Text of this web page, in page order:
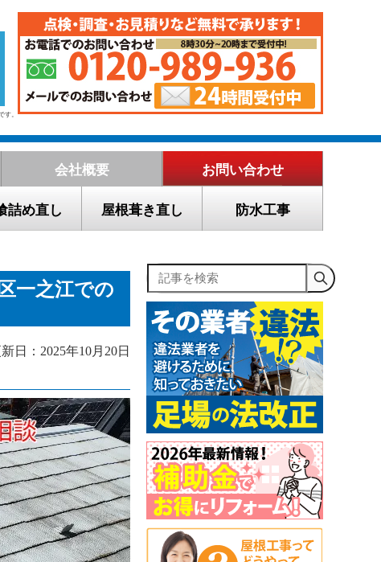
す。
会社概要 お問い合わせ
詰め直し 屋根葺き直し 防水工事
一之江での
日：2025年10月20日
記事を検索